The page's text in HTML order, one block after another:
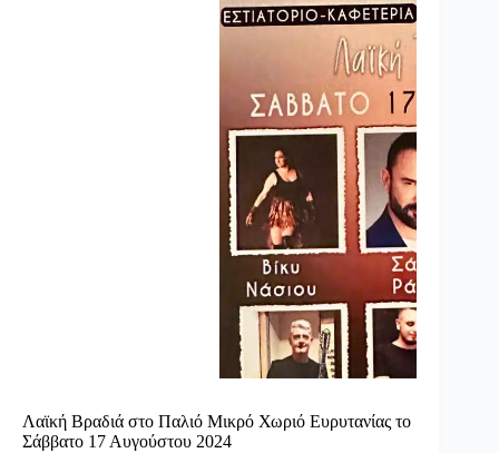
Λαϊκή Βραδιά στο Παλιό Μικρό Χωριό Ευρυτανίας το
Σάββατο 17 Αυγούστου 2024